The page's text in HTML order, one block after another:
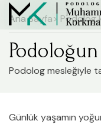
Ana Sayfa> Podolog
Podoloğun
Podolog mesleğiyle
Günlük yaşamın